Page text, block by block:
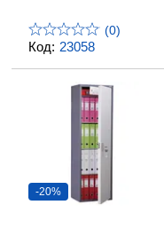
Код: 23058
(0)
-20%